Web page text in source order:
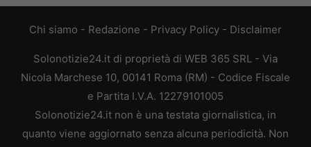
Chi siamo - Redazione - Privacy Policy - Disclaimer
Solonotizie24.it di proprietà di WEB 365 SRL - Via
Nicola Marchese 10, 00141 Roma (RM) - Codice Fiscale
e Partita I.V.A. 12279101005
Solonotizie24.it non è una testata giornalistica, in
quanto viene aggiornato senza alcuna periodicità. Non